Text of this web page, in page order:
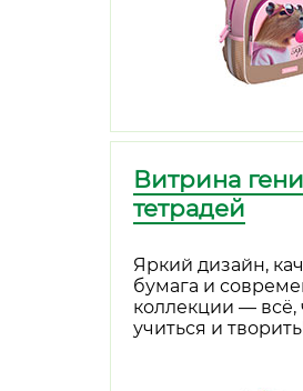
Витрина
тетрадей
Яркий дизайн,
бумага и
коллекции — всё,
учиться и